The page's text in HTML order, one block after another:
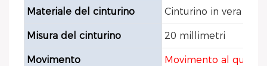
Materiale del cinturino Cinturino in vera
Misura del cinturino 20 millimetri
Movimento Movimento al